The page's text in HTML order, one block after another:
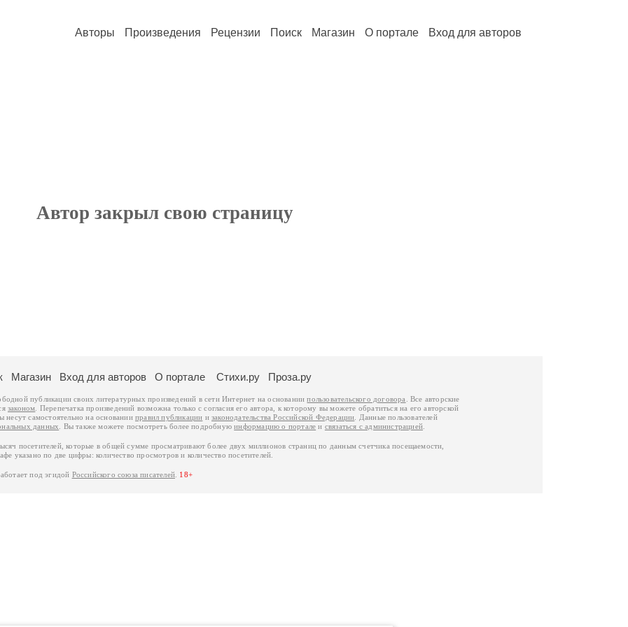
Авторы Произведения Рецензии Поиск Магазин О портале Вход для авторов
Автор закрыл свою страницу
Магазин Вход для авторов О портале Стихи.ру Проза.ру
публикации своих литературных произведений в сети Интернет на основаниипользовательского договора
. Все авторские
законом . Перепечатка произведений возможна только с согласия его автора, к которому вы можете обратиться на его авторской
несут самостоятельно на основанииправил публикации изаконодательства Российской Федерации . Данные пользователей
данных . Вы также можете посмотреть более подробнуюинформацию о портале и связаться с администрацией
посетителей, которые в общей сумме просматривают более двух миллионов страниц по данным счетчика посещаемости,
указано по две цифры: количество просмотров и количество посетителей.
под эгидой Российского союза писателей 18+